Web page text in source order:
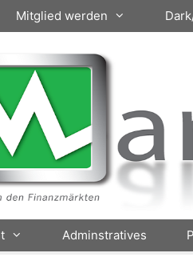
Mitglied werden
Adminstratives